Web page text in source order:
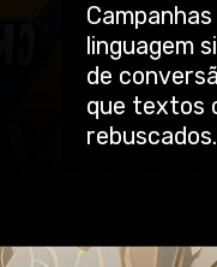
linguagem
de
que textos
rebuscados.